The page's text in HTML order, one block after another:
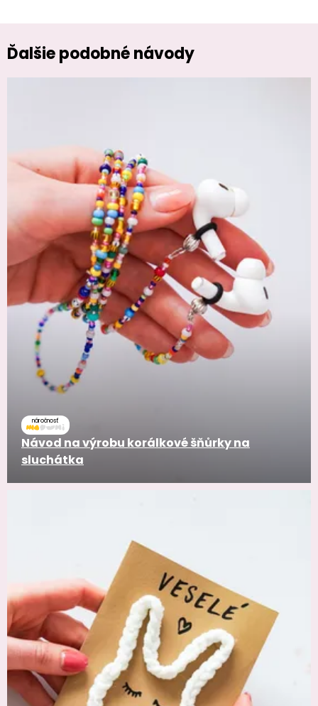
Ďalšie podobné návody
náročnosť
Návod na výrobu korálkové šňůrky na
sluchátka